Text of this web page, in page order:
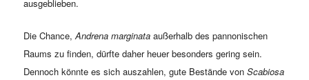
ausgeblieben.
Die Chance,Andrena marginata außerhalb des pannonischen
Raums zu finden, dürfte daher heuer besonders gering sein.
Dennoch könnte es sich auszahlen, gute Bestände vonScabiosa